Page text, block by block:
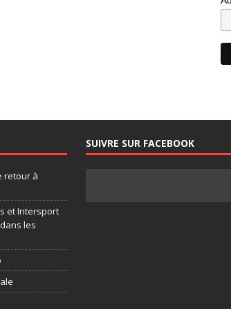
retour à
et Intersport
les
SUIVRE SUR FACEBOOK